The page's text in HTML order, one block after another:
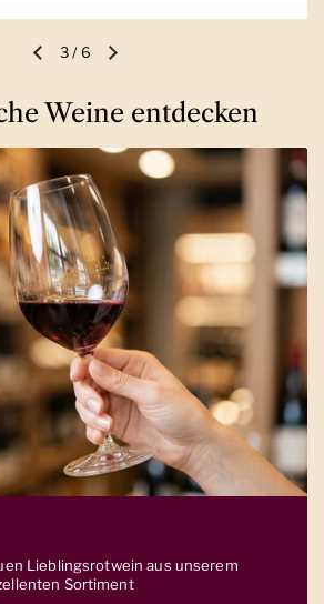
Vorherige FolieNächste Folie
3/6
Weine entdecken
Lieblingsrotwein aus unserem
Sortiment